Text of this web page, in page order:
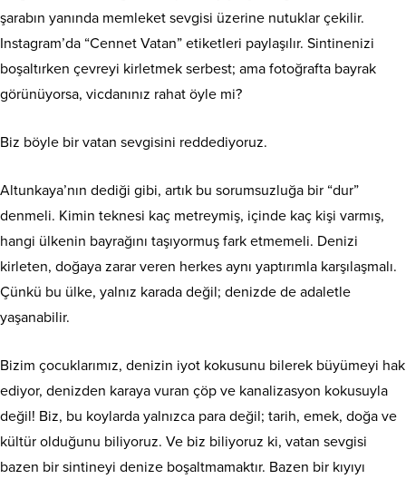
şarabın yanında memleket sevgisi üzerine nutuklar çekilir.
Instagram’da “Cennet Vatan” etiketleri paylaşılır. Sintinenizi
boşaltırken çevreyi kirletmek serbest; ama fotoğrafta bayrak
görünüyorsa, vicdanınız rahat öyle mi?
Biz böyle bir vatan sevgisini reddediyoruz.
Altunkaya’nın dediği gibi, artık bu sorumsuzluğa bir “dur”
denmeli. Kimin teknesi kaç metreymiş, içinde kaç kişi varmış,
hangi ülkenin bayrağını taşıyormuş fark etmemeli. Denizi
kirleten, doğaya zarar veren herkes aynı yaptırımla karşılaşmalı.
Çünkü bu ülke, yalnız karada değil; denizde de adaletle
yaşanabilir.
Bizim çocuklarımız, denizin iyot kokusunu bilerek büyümeyi hak
ediyor, denizden karaya vuran çöp ve kanalizasyon kokusuyla
değil! Biz, bu koylarda yalnızca para değil; tarih, emek, doğa ve
kültür olduğunu biliyoruz. Ve biz biliyoruz ki, vatan sevgisi
bazen bir sintineyi denize boşaltmamaktır. Bazen bir kıyıyı